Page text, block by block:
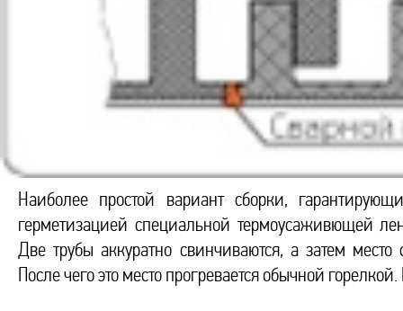
Наиболее простой вариант сборки,
герметизацией специальной термоусаживющей
Две трубы аккуратно свинчиваются, а затем
После чего это место прогревается обычной